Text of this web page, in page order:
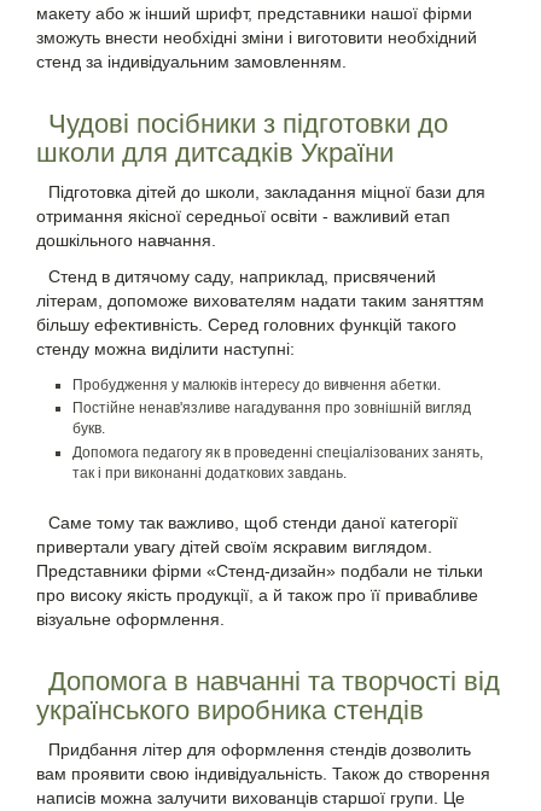
макету або ж інший шрифт, представники нашої фірми
зможуть внести необхідні зміни і виготовити необхідний
стенд за індивідуальним замовленням.
Чудові посібники з підготовки до
школи для дитсадків України
Підготовка дітей до школи, закладання міцної бази для
отримання якісної середньої освіти - важливий етап
дошкільного навчання.
Стенд в дитячому саду, наприклад, присвячений
літерам, допоможе вихователям надати таким заняттям
більшу ефективність. Серед головних функцій такого
стенду можна виділити наступні:
Пробудження у малюків інтересу до вивчення абетки.
Постійне ненав'язливе нагадування про зовнішній вигляд
букв.
Допомога педагогу як в проведенні спеціалізованих занять,
так і при виконанні додаткових завдань.
Саме тому так важливо, щоб стенди даної категорії
привертали увагу дітей своїм яскравим виглядом.
Представники фірми «Стенд-дизайн» подбали не тільки
про високу якість продукції, а й також про її привабливе
візуальне оформлення.
Допомога в навчанні та творчості від
українського виробника стендів
Придбання літер для оформлення стендів дозволить
вам проявити свою індивідуальність. Також до створення
написів можна залучити вихованців старшої групи. Це